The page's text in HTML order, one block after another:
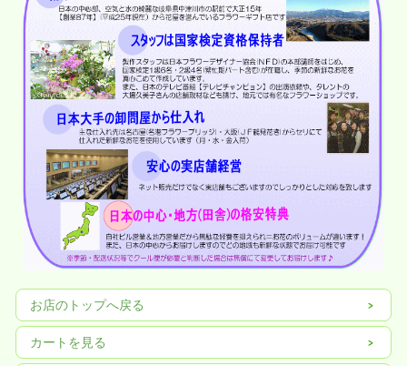
お店のトップへ戻る
カートを見る